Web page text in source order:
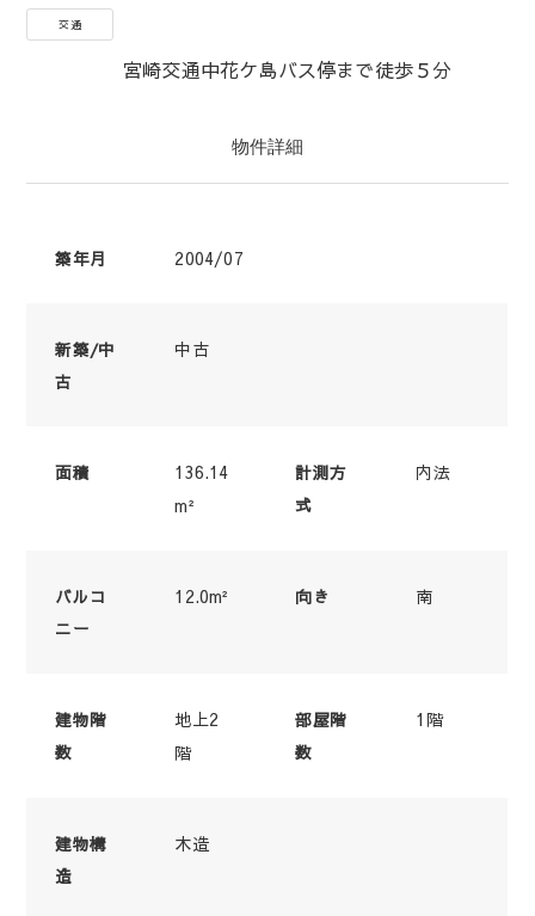
交通
宮崎交通中花ケ島バス停まで徒歩５分
物件詳細
築年月 2004/07
新築/中
古
中古
面積
136.14
m²
計測方
式
内法
バルコ
ニー
12.0m² 向き 南
建物階
数
地上2
階
部屋階
数
1階
建物構
造
木造